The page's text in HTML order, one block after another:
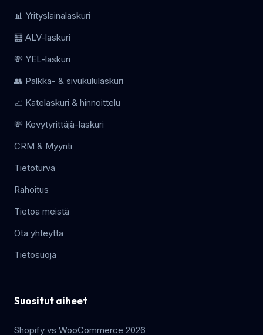
📊 Yrityslainalaskuri
🧮 ALV-laskuri
💸 YEL-laskuri
👥 Palkka- & sivukululaskuri
📈 Katelaskuri & hinnoittelu
💸 Kevytyrittäjä-laskuri
CRM & Myynti
Tietoturva
Rahoitus
Tietoa meistä
Ota yhteyttä
Tietosuoja
Suositut aiheet
Shopify vs WooCommerce 2026